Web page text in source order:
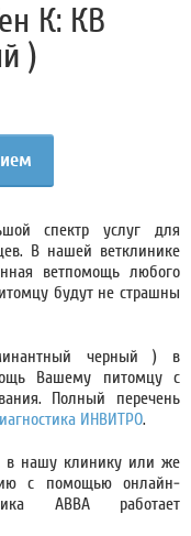
К: КВ
)
спектр услуг для
В нашей ветклинике
ветпомощь любого
будут не страшны
черный ) в
Вашему питомцу с
Полный перечень
ИНВИТРО.
в нашу клинику или же
с помощью онлайн-
АВВА работает